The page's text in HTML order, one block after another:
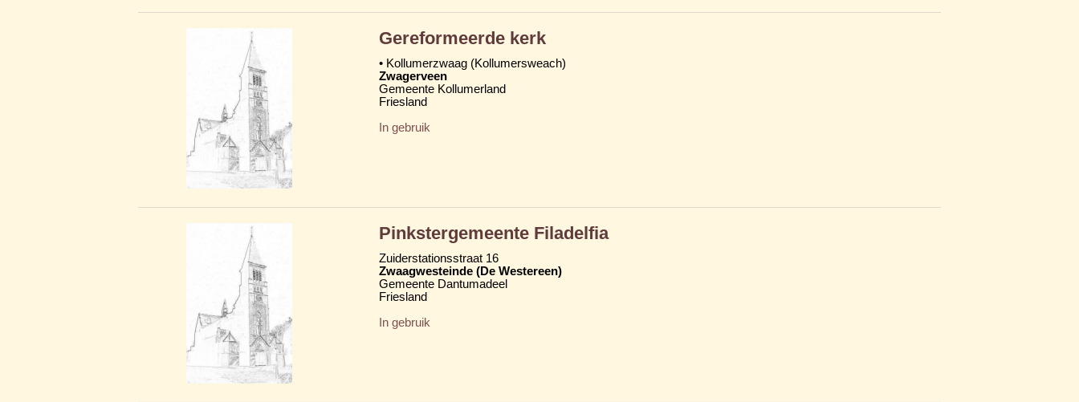
Gereformeerde kerk
• Kollumerzwaag (Kollumersweach)
Zwagerveen
Gemeente Kollumerland
Friesland
In gebruik
Pinkstergemeente Filadelfia
Zuiderstationsstraat 16
Zwaagwesteinde (De Westereen)
Gemeente Dantumadeel
Friesland
In gebruik